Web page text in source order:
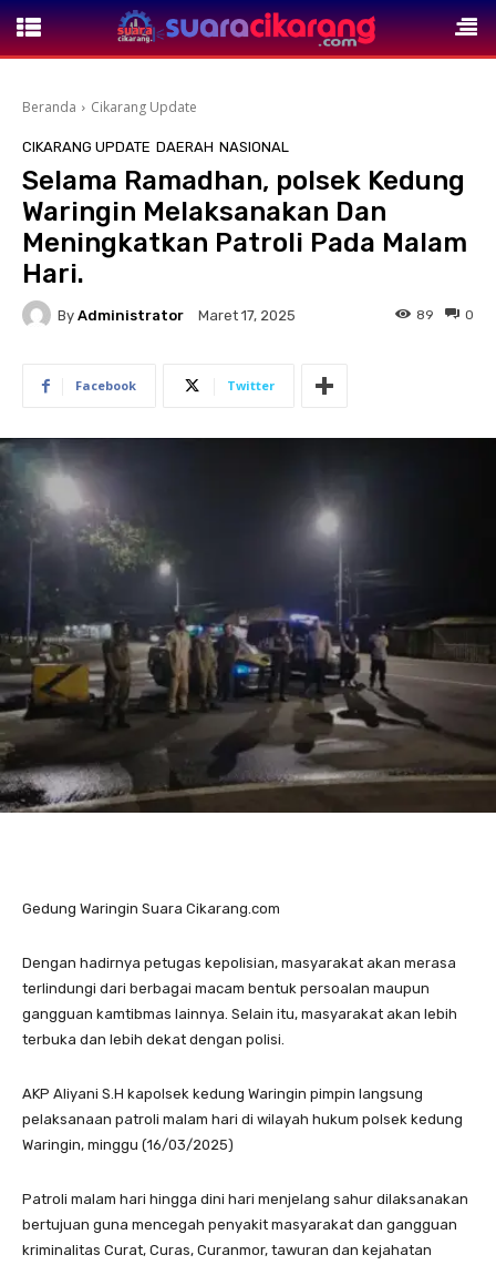
Beranda Cikarang Update
CIKARANG UPDATE DAERAH NASIONAL
Selama Ramadhan, polsek Kedung
Waringin Melaksanakan Dan
Meningkatkan Patroli Pada Malam
Hari.
By Administrator Maret 17, 2025 0
89
Facebook Twitter
Gedung Waringin Suara Cikarang.com
Dengan hadirnya petugas kepolisian, masyarakat akan merasa
terlindungi dari berbagai macam bentuk persoalan maupun
gangguan kamtibmas lainnya. Selain itu, masyarakat akan lebih
terbuka dan lebih dekat dengan polisi.
AKP Aliyani S.H kapolsek kedung Waringin pimpin langsung
pelaksanaan patroli malam hari di wilayah hukum polsek kedung
Waringin, minggu (16/03/2025)
Patroli malam hari hingga dini hari menjelang sahur dilaksanakan
bertujuan guna mencegah penyakit masyarakat dan gangguan
kriminalitas Curat, Curas, Curanmor, tawuran dan kejahatan